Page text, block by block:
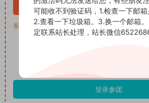
立即购买
客服QQ：652268626
登录参团
可能收不到验证码，1.检查一下邮箱
2.查看一下垃圾箱。3.换一个邮箱
定联系站长处理，站长微信